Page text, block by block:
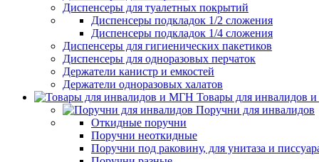
Диспенсеры для туалетных покрытий
Диспенсеры подкладок 1/2 сложения
Диспенсеры подкладок 1/4 сложения
Диспенсеры для гигиенических пакетиков
Диспенсеры для одноразовых перчаток
Держатели канистр и емкостей
Держатели одноразовых халатов
Товары для инвалидов
Поручни для инвалидов
Откидные поручни
Поручни неоткидные
Поручни под раковину, для унитаза и